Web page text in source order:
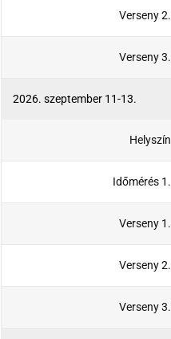
Verseny 2.
Verseny 3.
2026. szeptember 11-13.
Helyszín
Időmérés 1.
Verseny 1.
Verseny 2.
Verseny 3.